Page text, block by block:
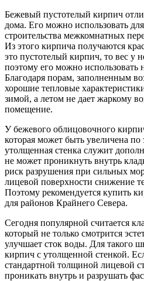
Бежевый пустотелый кирпич
дома. Его можно использовать
строительства межкомнатных
Из этого кирпича получаются
это пустотелый кирпич, то вес у
поэтому его можно использовать
Благодаря порам, заполненным
хорошие тепловые
зимой, а летом не дает жаркому
помещение.
У бежевого облицовочного
которая может быть увеличена по
утолщенная стенка служит
не может проникнуть внутрь
риск разрушения при сильных
лицевой поверхности снижение
Поэтому рекомендуется купить
для районов Крайнего Севера.
Сегодня популярной считается
который не только смотрится
улучшает сток воды. Для такого
кирпич с утолщенной стенкой.
стандартной толщиной лицевой
проникать внутрь и разрушать